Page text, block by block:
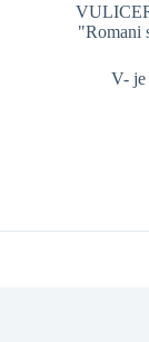
"Romani
V-